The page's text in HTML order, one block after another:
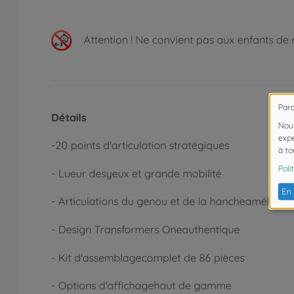
Attention ! Ne convient pas aux enfants de
Détails
-20 points d'articulation stratégiques
- Lueur desyeux et grande mobilité
- Articulations du genou et de la hanche
- Design Transformers Oneauthentique
- Kit d'assemblagecomplet de 86 pièces
- Options d'affichagehaut de gamme